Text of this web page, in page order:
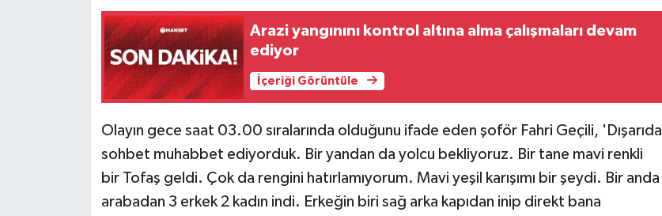
Arazi yangınını kontrol altına alma çalışmaları devam
ediyor
İçeriği Görüntüle
Olayın gece saat 03.00 sıralarında olduğunu ifade eden şoför Fahri Geçili, 'Dışarıda
sohbet muhabbet ediyorduk. Bir yandan da yolcu bekliyoruz. Bir tane mavi renkli
bir Tofaş geldi. Çok da rengini hatırlamıyorum. Mavi yeşil karışımı bir şeydi. Bir anda
arabadan 3 erkek 2 kadın indi. Erkeğin biri sağ arka kapıdan inip direkt bana